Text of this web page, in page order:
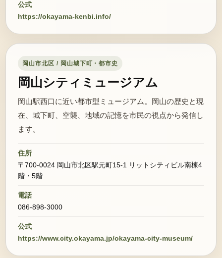
公式
https://okayama-kenbi.info/
岡山市北区 / 岡山城下町・都市史
岡山シティミュージアム
岡山駅西口に近い都市型ミュージアム。岡山の歴史と現
在、城下町、空襲、地域の記憶を市民の視点から発信し
ます。
住所
〒700-0024 岡山市北区駅元町15-1 リットシティビル南棟4
階・5階
電話
086-898-3000
公式
https://www.city.okayama.jp/okayama-city-museum/